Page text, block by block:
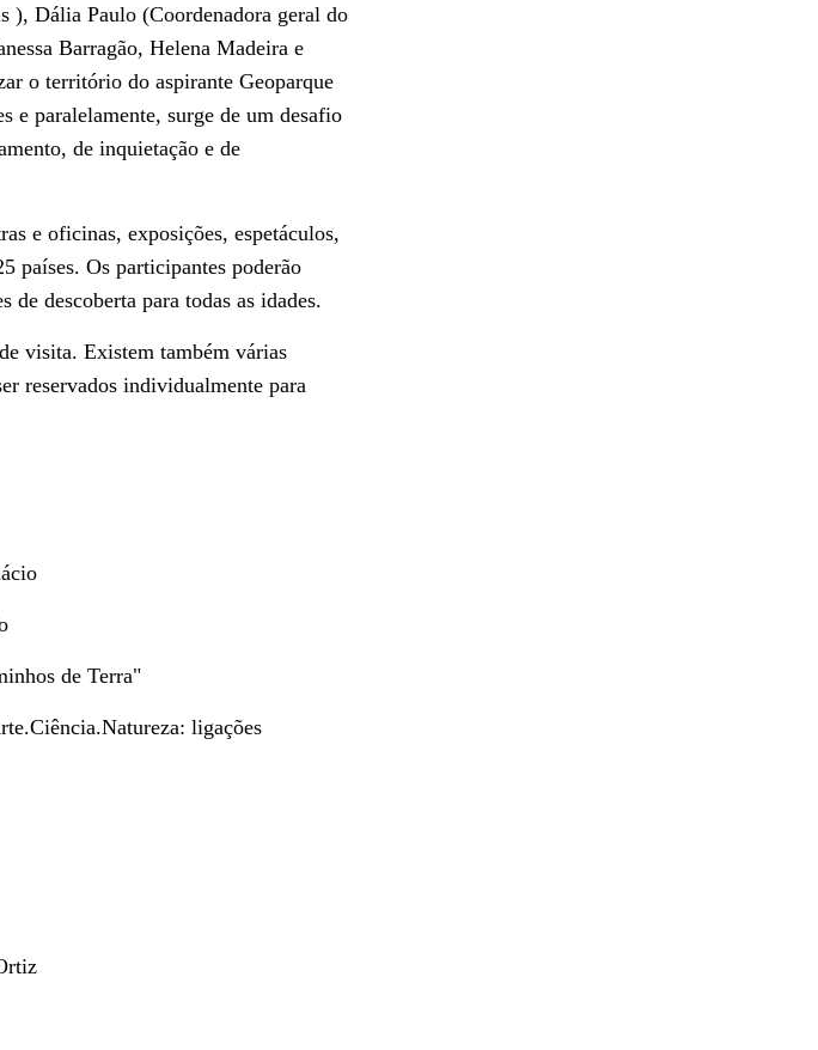
), Dália Paulo (Coordenadora geral do
Barragão, Helena Madeira e
o território do aspirante Geoparque
e paralelamente, surge de um desafio
de inquietação e de
e oficinas, exposições, espetáculos,
países. Os participantes poderão
de descoberta para todas as idades.
visita. Existem também várias
reservados individualmente para
de Terra"
ligações